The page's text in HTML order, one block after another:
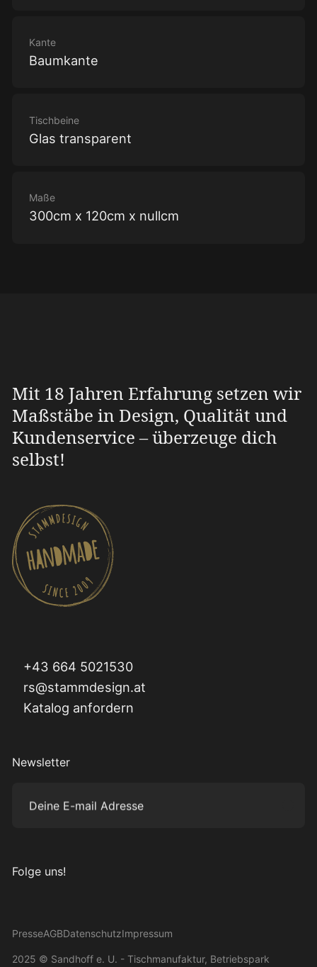
Kante
Baumkante
Tischbeine
Glas transparent
Maße
300cm x 120cm x nullcm
Mit 18 Jahren Erfahrung setzen wir
Maßstäbe in Design, Qualität und
Kundenservice – überzeuge dich
selbst!
+43 664 5021530
rs@stammdesign.at
Katalog anfordern
Newsletter
Deine E-mail Adresse
Folge uns!
PresseAGBDatenschutzImpressum
2025 © Sandhoff e. U. - Tischmanufaktur, Betriebspark